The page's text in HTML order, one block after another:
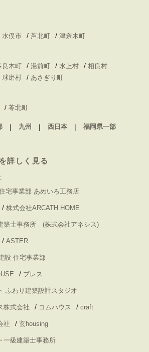
水俣市 / 芦北町 / 津奈木町
良木町 / 湯前町 / 水上村 / 相良村
球磨村 / あさぎり町
/ 苓北町
九州 西日本
福岡県一部
詳しく見る
宅事業部 あめいろ工務店
/ 株式会社ARCATH HOME
築士事務所 (株式会社アネシス)
/ ASTER
設 住宅事業部
/ ブレス
ふわり建築設計スタジオ
株式会社 / コムハウス / craft
社 / 玄housing
一級建築士事務所